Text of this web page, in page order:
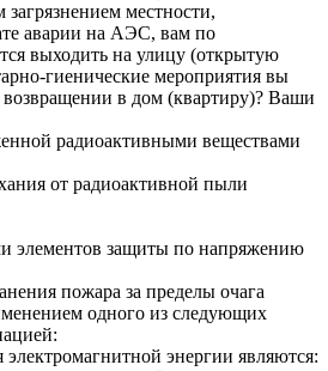
местности,
аварии на АЭС, вам по
выходить на улицу (открытую
гиенические мероприятия вы
в дом (квартиру)? Ваши
радиоактивными веществами
от радиоактивной пыли
элементов защиты по напряжению
пожара за пределы очага
одного из следующих
энергии являются: